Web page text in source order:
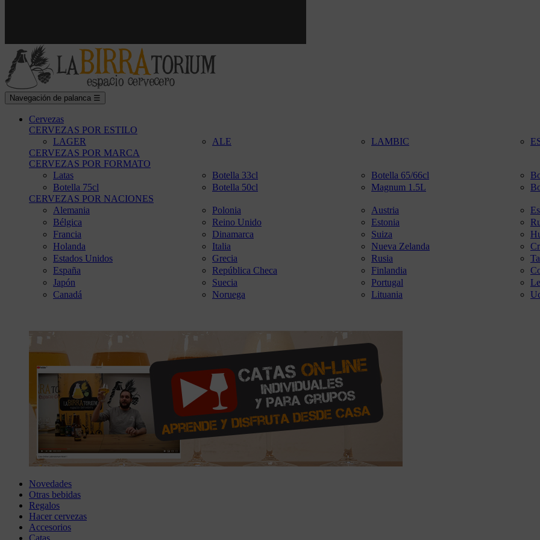
Navegación de palanca ☰
Cervezas
CERVEZAS POR ESTILO
LAGER
ALE LAMBIC
CERVEZAS POR MARCA
CERVEZAS POR FORMATO
Latas
Botella 75cl
Botella 33cl
Botella 50cl
Botella 65/66cl
Magnum 1.5L
CERVEZAS POR NACIONES
Alemania
Bélgica
Francia
Holanda
Estados Unidos
España
Japón
Canadá
Polonia
Reino Unido
Dinamarca
Italia
Grecia
República Checa
Suecia
Noruega
Austria
Estonia
Suiza
Nueva Zelanda
Rusia
Finlandia
Portugal
Lituania
Novedades
Otras bebidas
Regalos
Hacer cervezas
Accesorios